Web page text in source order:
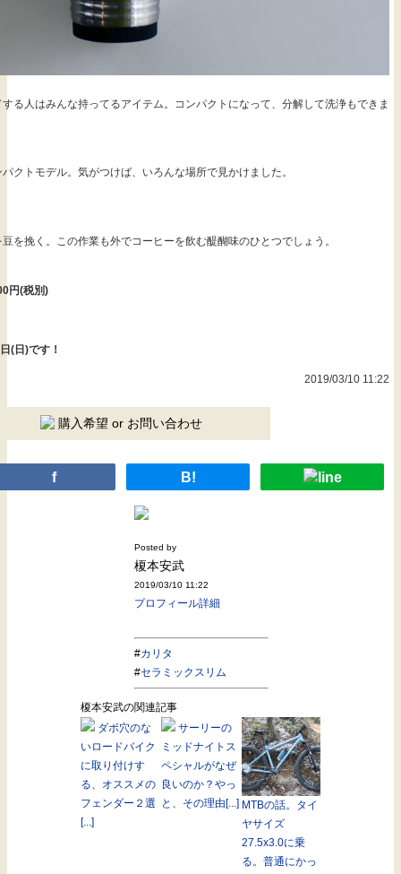
る人はみんな持ってるアイテム。コンパクトになって、分解して洗浄もできま
クトモデル。気がつけば、いろんな場所で見かけました。
を挽く。この作業も外でコーヒーを飲む醍醐味のひとつでしょう。
(税別)
(日)です！
2019/03/10 11:22
購入希望 or お問い合わせ
f B!
Posted by
榎本安武
2019/03/10 11:22
プロフィール詳細
#カリタ
#セラミックスリム
榎本安武の関連記事
ダボ穴のな
いロードバイク
に取り付けす
る、オススメの
フェンダー２選
[...]
サーリーの
ミッドナイトス
ペシャルがなぜ
良いのか？やっ
と、その理由[...] MTBの話。タイ
ヤサイズ
27.5x3.0に乗
る。普通にかっ